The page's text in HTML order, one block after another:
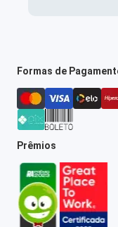
Formas de
Prêmios